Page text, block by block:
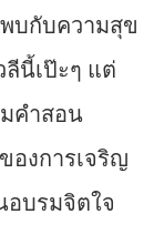
บกับความสุข
นี้เป๊ะๆ แต่
คำสอน
องการเจริญ
บรมจิตใจ